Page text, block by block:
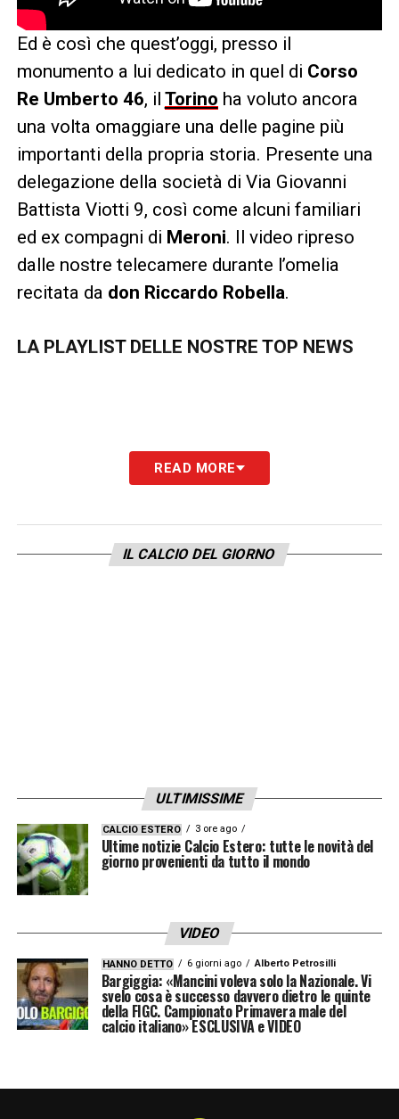
Ed è così che quest’oggi, presso il
monumento a lui dedicato in quel di Corso
Re Umberto 46, il Torino ha voluto ancora
una volta omaggiare una delle pagine più
importanti della propria storia. Presente una
delegazione della società di Via Giovanni
Battista Viotti 9, così come alcuni familiari
ed ex compagni di Meroni. Il video ripreso
dalle nostre telecamere durante l’omelia
recitata da don Riccardo Robella.
LA PLAYLIST DELLE NOSTRE TOP NEWS
READ MORE
IL CALCIO DEL GIORNO
ULTIMISSIME
CALCIO ESTERO 3 ore ago
Ultime notizie Calcio Estero: tutte le novità del
giorno provenienti da tutto il mondo
VIDEO
HANNO DETTO 6 giorni ago Alberto Petrosilli
Bargiggia: «Mancini voleva solo la Nazionale. Vi
svelo cosa è successo davvero dietro le quinte
della FIGC. Campionato Primavera male del
calcio italiano» ESCLUSIVA e VIDEO